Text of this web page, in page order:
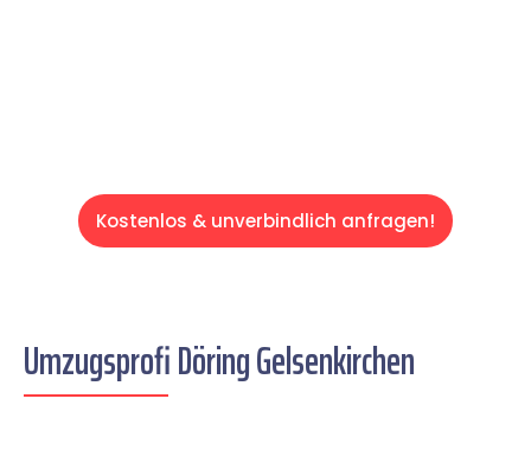
Kostenlos & unverbindlich anfragen!
Umzugsprofi Döring Gelsenkirchen